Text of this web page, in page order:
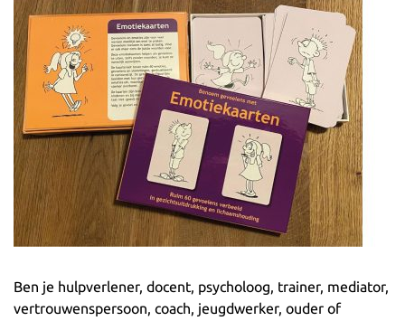
Ben je hulpverlener, docent, psycholoog, trainer, mediator,
vertrouwenspersoon, coach, jeugdwerker, ouder of